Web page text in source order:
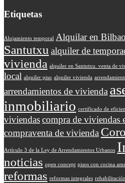
Etiquetas
Alojamiento temporal Alquilar en Bilbao
Santutxu alquiler de
vivienda alquiler en Santutxu. venta de
local alquiler piso alquiler vivienda
arrendamientos de vivienda
inmobiliario certificado de
viviendascompra de viviendas
compraventa de vivienda
Artículo 3 de la Ley de Arrendamientos Urbanos
noticias open concept pisos con cocina
reformas reformas integrales